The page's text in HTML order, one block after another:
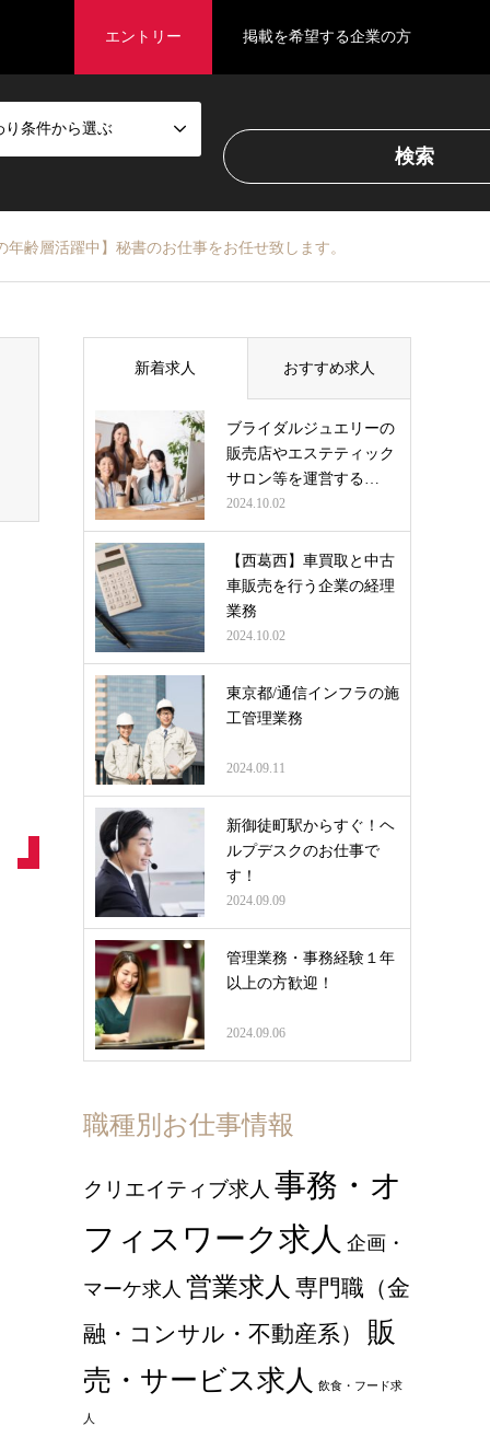
エントリー 掲載を希望する企業の方
り条件から選ぶ
齢層活躍中】秘書のお仕事をお任せ致します。
新着求人 おすすめ求人
ブライダルジュエリーの
販売店やエステティック
サロン等を運営する…
2024.10.02
【西葛西】車買取と中古
車販売を行う企業の経理
業務
2024.10.02
東京都/通信インフラの施
工管理業務
2024.09.11
新御徒町駅からすぐ！ヘ
ルプデスクのお仕事で
す！
2024.09.09
管理業務・事務経験１年
以上の方歓迎！
2024.09.06
職種別お仕事情報
クリエイティブ求人 事務・オ
フィスワーク求人 企画・
マーケ求人 営業求人 専門職（金
融・コンサル・不動産系）
販
売・サービス求人
飲食・フード求
人